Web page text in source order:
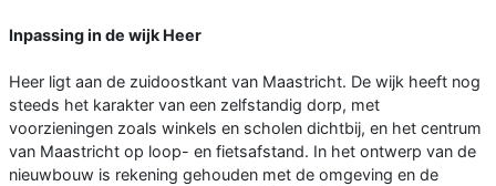
Inpassing in de wijk Heer
Heer ligt aan de zuidoostkant van Maastricht. De wijk heeft nog
steeds het karakter van een zelfstandig dorp, met
voorzieningen zoals winkels en scholen dichtbij, en het centrum
van Maastricht op loop- en fietsafstand. In het ontwerp van de
nieuwbouw is rekening gehouden met de omgeving en de